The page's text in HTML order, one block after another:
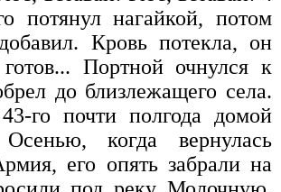
потянул нагайкой, потом
Кровь потекла, он
Портной очнулся к
до близлежащего села.
го почти полгода домой
Осенью, когда вернулась
его опять забрали на